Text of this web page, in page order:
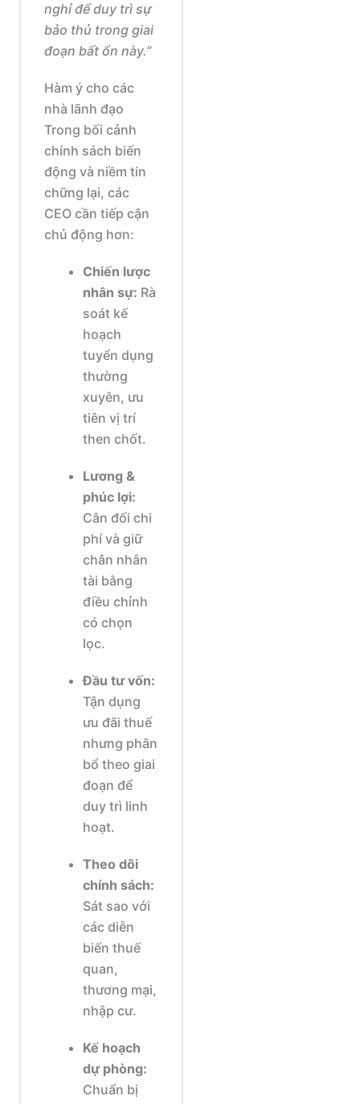
nghỉ để duy trì sự
bảo thủ trong giai
đoạn bất ổn này.”
Hàm ý cho các
nhà lãnh đạo
Trong bối cảnh
chính sách biến
động và niềm tin
chững lại, các
CEO cần tiếp cận
chủ động hơn:
Chiến lược
nhân sự: Rà
soát kế
hoạch
tuyển dụng
thường
xuyên, ưu
tiên vị trí
then chốt.
Lương &
phúc lợi:
Cân đối chi
phí và giữ
chân nhân
tài bằng
điều chỉnh
có chọn
lọc.
Đầu tư vốn:
Tận dụng
ưu đãi thuế
nhưng phân
bổ theo giai
đoạn để
duy trì linh
hoạt.
Theo dõi
chính sách:
Sát sao với
các diễn
biến thuế
quan,
thương mại,
nhập cư.
Kế hoạch
dự phòng:
Chuẩn bị